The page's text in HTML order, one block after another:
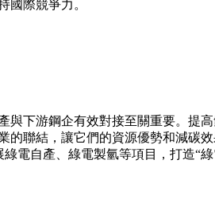
國際競爭力。
與下游鋼企有效對接至關重要。提
聯結，讓它們的資源優勢和減碳
電自產、綠電製氫等項目，打造